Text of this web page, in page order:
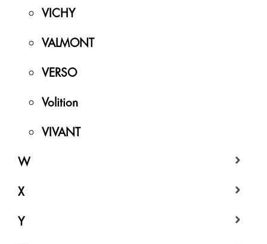
VICHY
VALMONT
VERSO
Volition
VIVANT
W
X
Y